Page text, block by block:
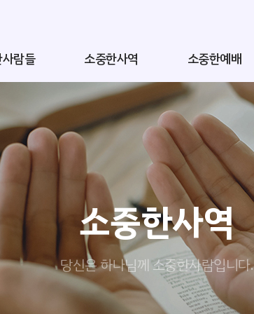
람들 소중한사역 소중한예배
소중한사역
당신은 하나님께 소중한사람입니다.